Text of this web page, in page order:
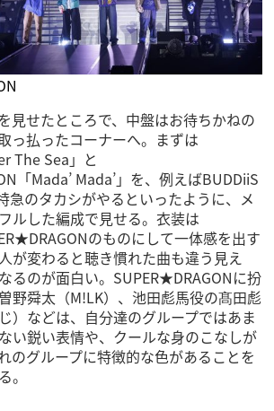
見せたところで、中盤はお待ちかねの
っ払ったコーナーへ。まずは
The Sea」と
「Mada’ Mada’」を、例えばBUDDiiS
急のタカシがやるといったように、メ
ルした編成で見せる。衣装は
のものにして一体感を出す
が変わると聴き慣れた曲も違う見え
るのが面白い。SUPER★DRAGONに扮
野舜太（M!LK）、池田彪馬役の髙田彪
）などは、自分達のグループではあま
い鋭い表情や、クールな身のこなしが
のグループに特徴的な色があることを
。